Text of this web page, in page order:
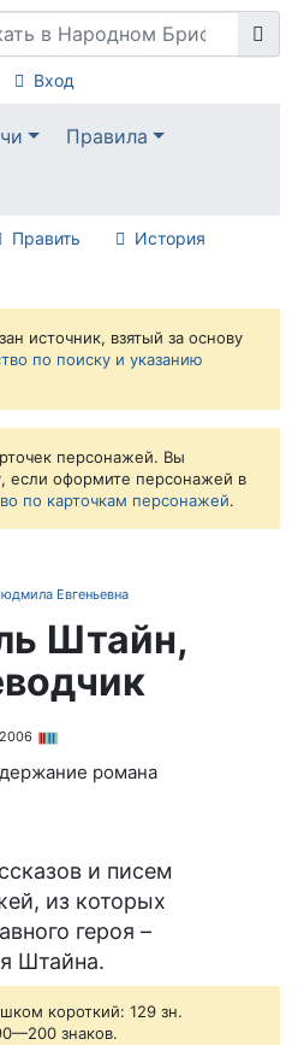
Вход
Правила
Править История
источник, взятый за основу
по поиску и указанию
персонажей. Вы
если оформите персонажей в
по карточкам персонажей.
Евгеньевна
Штайн,
2006
романа
и писем
из которых
героя –
Штайна.
короткий: 129 зн.
знаков.